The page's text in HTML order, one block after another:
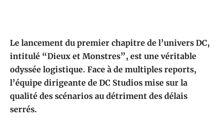
Le lancement du premier chapitre de l’univers DC,
intitulé “Dieux et Monstres”, est une véritable
odyssée logistique. Face à de multiples reports,
l’équipe dirigeante de DC Studios mise sur la
qualité des scénarios au détriment des délais
serrés.